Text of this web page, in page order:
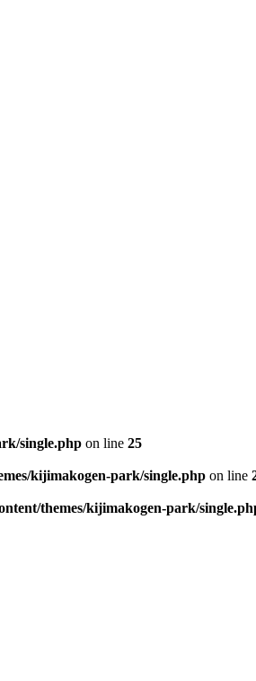
single.php on line 25
kijimakogen-park/single.php on line
themes/kijimakogen-park/